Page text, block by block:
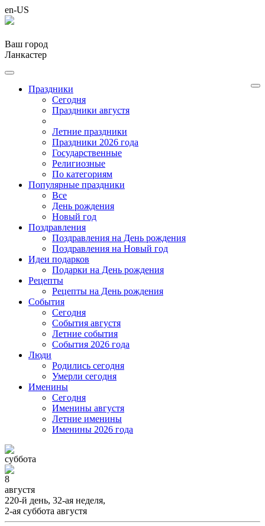
en-US
Ваш город
Ланкастер
Праздники
Cегодня
Праздники августя
Летние праздники
Праздники 2026 года
Государственные
Религиозные
По категориям
Популярные праздники
Все
День рождения
Новый год
Поздравления
Поздравления на День рождения
Поздравления на Новый год
Идеи подарков
Подарки на День рождения
Рецепты
Рецепты на День рождения
События
Cегодня
События августя
Летние события
События 2026 года
Люди
Родились сегодня
Умерли сегодня
Именины
Cегодня
Именины августя
Летние именины
Именины 2026 года
суббота
8
августя
220-й день, 32-ая неделя,
2-ая суббота августя